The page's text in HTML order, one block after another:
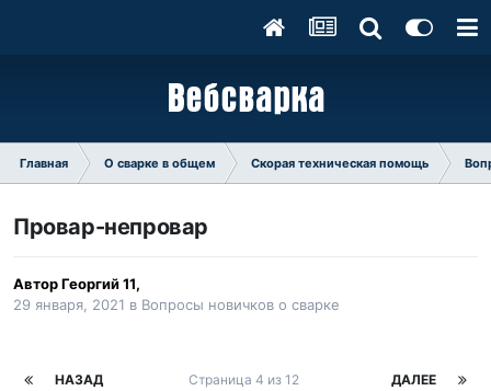
Главная О сварке в общем Скорая техническая помощь
Провар-непровар
АвторГеоргий 11,
29 января, 2021 в Вопросы новичков о сварке
НАЗАД ДАЛЕЕ
Страница 4 из 12